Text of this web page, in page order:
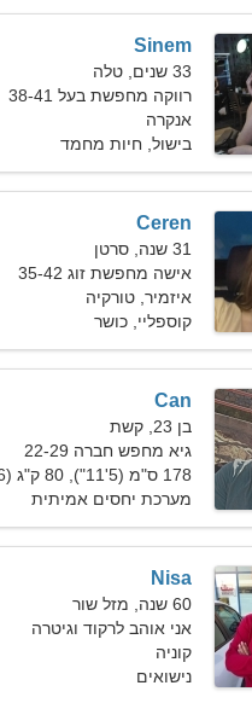
Sinem
33 שנים, טלה
רווקה מחפשת בעל 38-41
אנקרה
בישול, חיות מחמד
Ceren
31 שנה, סרטן
אישה מחפשת זוג 35-42
איזמיר, טורקיה
קוספליי, כושר
Can
בן 23, קשת
גיא מחפש חברה 22-29
178 ס"מ (5'11"), 80 ק"ג (176 פאונד)
מערכת יחסים אמיתית
Nisa
60 שנה, מזל שור
אני אוהב לרקוד וגיטרה
קוניה
נישואים